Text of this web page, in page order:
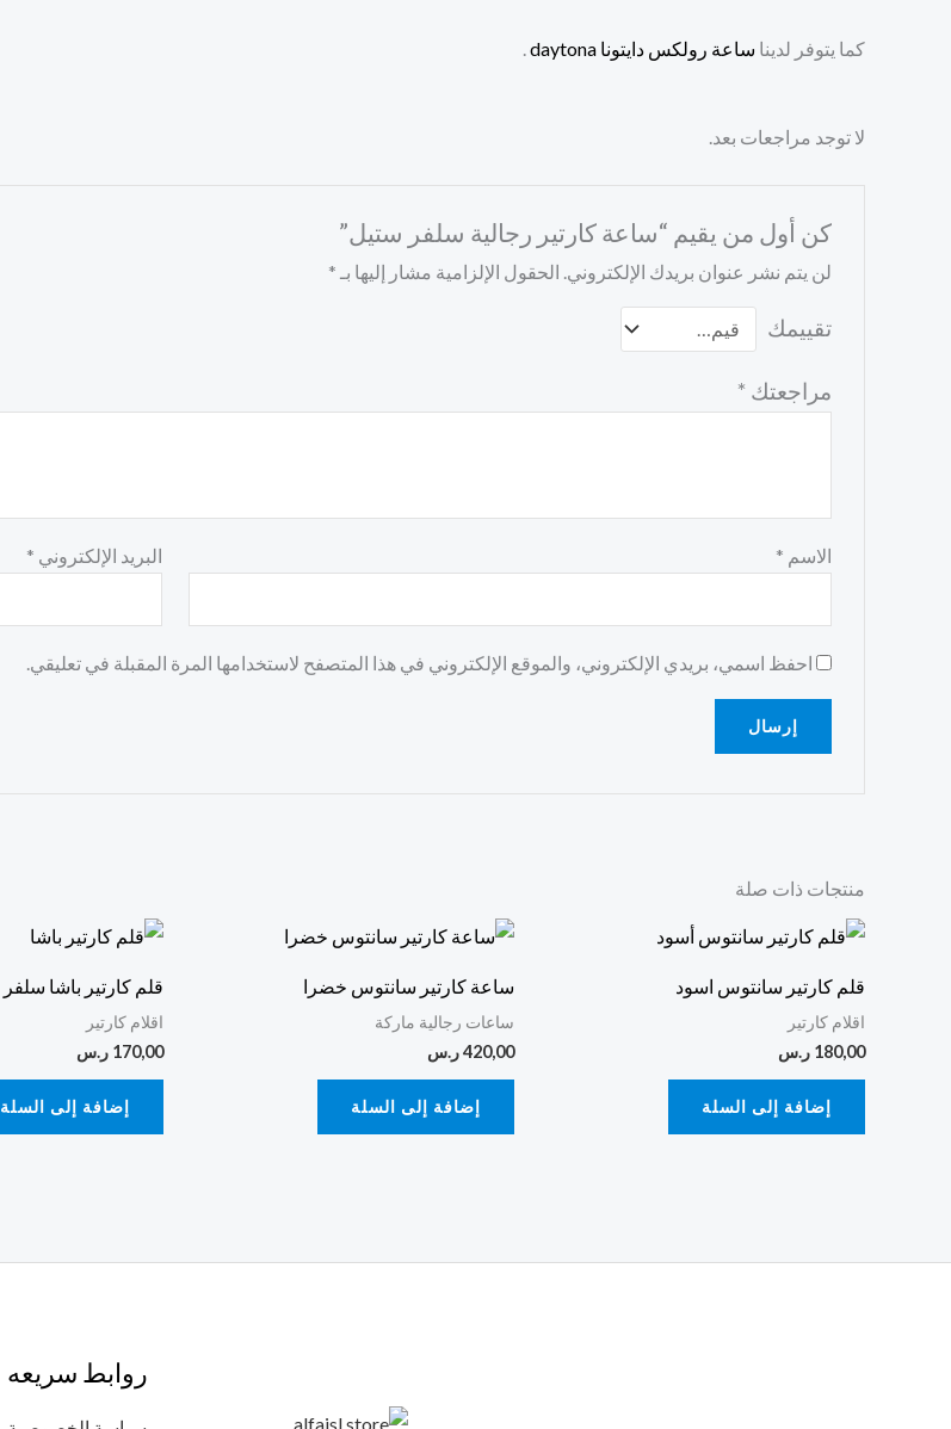
كما يتوفر لدينا ساعة رولكس دايتونا daytona .
لا توجد مراجعات بعد.
كن أول من يقيم “ساعة كارتير رجالية سلفر ستيل”
لن يتم نشر عنوان بريدك الإلكتروني. الحقول الإلزامية مشار إليها بـ *
تقييمك
مراجعتك *
الاسم * البريد الإلكتروني *
احفظ اسمي، بريدي الإلكتروني، والموقع الإلكتروني في هذا المتصفح لاستخدامها المرة المقبلة في تعليقي.
منتجات ذات صلة
قلم كارتير سانتوس اسود
اقلام كارتير
180,00 ر.س
إضافة إلى السلة
ساعة كارتير سانتوس خضرا
ساعات رجالية ماركة
420,00ر.س
إضافة إلى السلة
قلم كارتير باشا سلفر
اقلام كارتير
170,00 ر.س
إضافة إلى السلة
روابط سريعه